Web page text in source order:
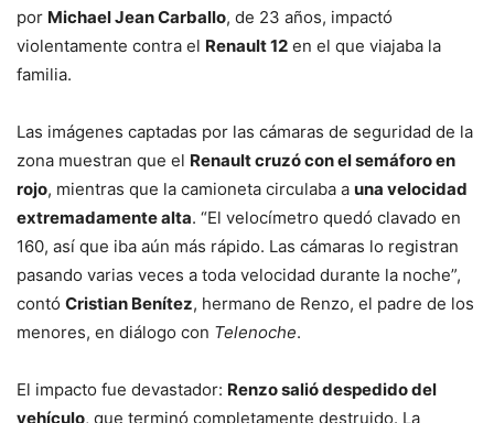
por Michael Jean Carballo, de 23 años, impactó
violentamente contra el Renault 12 en el que viajaba la
familia.
Las imágenes captadas por las cámaras de seguridad de la
zona muestran que el Renault cruzó con el semáforo en
rojo, mientras que la camioneta circulaba a una velocidad
extremadamente alta. “El velocímetro quedó clavado en
160, así que iba aún más rápido. Las cámaras lo registran
pasando varias veces a toda velocidad durante la noche”,
contó Cristian Benítez, hermano de Renzo, el padre de los
menores, en diálogo con Telenoche.
El impacto fue devastador: Renzo salió despedido del
vehículo, que terminó completamente destruido. La